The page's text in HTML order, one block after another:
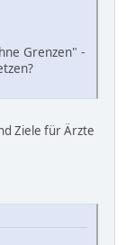
Grenzen" -
Ziele für Ärzte